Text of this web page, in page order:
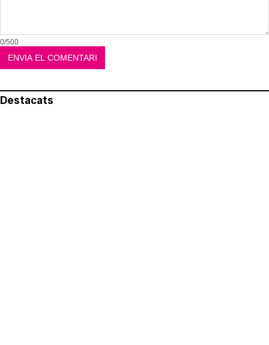
0/500
Destacats